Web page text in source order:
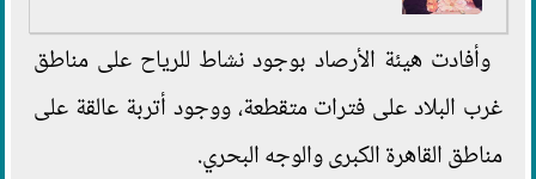
وأفادت هيئة الأرصاد بوجود نشاط للرياح على مناطق
غرب البلاد على فترات متقطعة، ووجود أتربة عالقة على
مناطق القاهرة الكبرى والوجه البحري.